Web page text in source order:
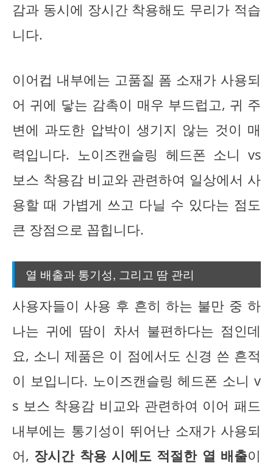
감과 동시에 장시간 착용해도 무리가 적습
니다.
이어컵 내부에는 고품질 폼 소재가 사용되
어 귀에 닿는 감촉이 매우 부드럽고, 귀 주
변에 과도한 압박이 생기지 않는 것이 매
력입니다. 노이즈캔슬링 헤드폰 소니 vs
보스 착용감 비교와 관련하여 일상에서 사
용할 때 가볍게 쓰고 다닐 수 있다는 점도
큰 장점으로 꼽힙니다.
열 배출과 통기성, 그리고 땀 관리
사용자들이 사용 후 흔히 하는 불만 중 하
나는 귀에 땀이 차서 불편하다는 점인데
요, 소니 제품은 이 점에서도 신경 쓴 흔적
이 보입니다. 노이즈캔슬링 헤드폰 소니 v
s 보스 착용감 비교와 관련하여 이어 패드
내부에는 통기성이 뛰어난 소재가 사용되
어, 장시간 착용 시에도 적절한 열 배출이